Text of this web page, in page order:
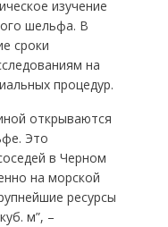
изучение
шельфа. В
сроки
на
процедур.
открываются
Это
в Черном
на морской
ресурсы
м”, –